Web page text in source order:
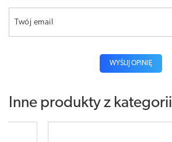
Twój email
WYŚLIJ OPINIĘ
Inne produkty z kategorii